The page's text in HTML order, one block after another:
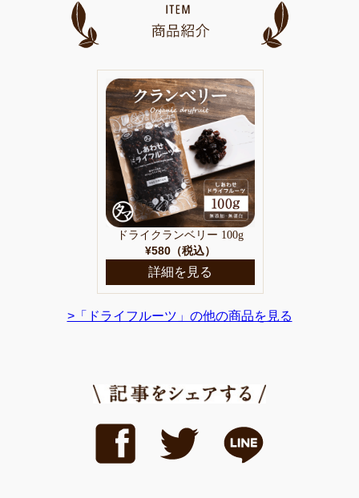
ドライクランベリー 100g
¥580（税込）
詳細を見る
>「ドライフルーツ」の他の商品を見る